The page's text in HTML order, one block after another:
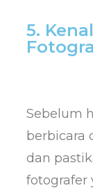
5.
Sebelum
berbicara
dan
fotografer